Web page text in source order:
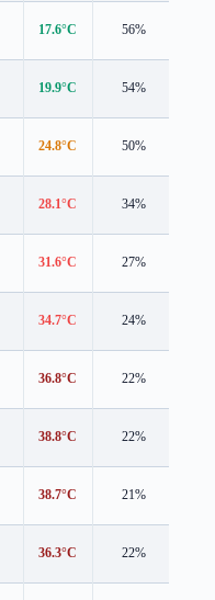
17.6°C 56%
19.9°C 54%
24.8°C 50%
28.1°C 34%
31.6°C 27%
34.7°C 24%
36.8°C 22%
38.8°C 22%
38.7°C 21%
36.3°C 22%